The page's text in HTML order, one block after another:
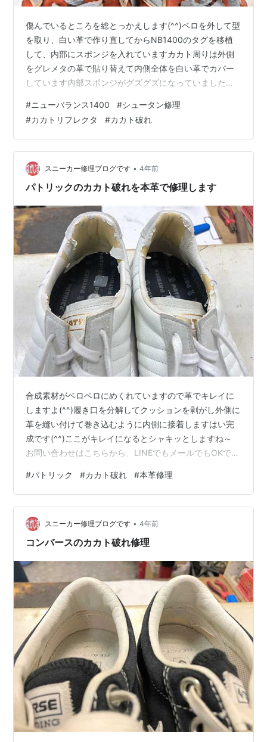
傷んでいるところを総とっかえします(^^)ベロを外して型
を取り、白い革で作り直してからNB1400のタグを移植
して、内部にスポンジを入れていますカカト周りは外側
をグレメタの革で貼り替えて内側全体を白い革でカバー
しています内部スポンジがグズグズになっていましたの
でまだまだ履けますねサイドのNマークも傷み始めていま
すのでご依頼お待ちしています♪ お問い合わせはこちらか
ら、LINEでもメールでもOKです nakajima-kutu.com
#ニューバランス1400 #シュータン修理
#カカトリフレクタ #カカト破れ
スニーカー修理ブログです • 4年前
パトリックのカカト破れを本革で修理します
合成素材がベロベロにめくれていますので革でキレイに
しますよ(^^)履き口を分解してクッションを剥がし外側に
革を縫い付けて巻き込むように内側に接着しますはい完
成です(^^)ここがキレイになるとシャキッとしますね～
お問い合わせはこちらから、LINEでもメールでもOKです
#パトリック #カカト破れ #本革修理
スニーカー修理ブログです • 4年前
コンバースのカカト破れ修理